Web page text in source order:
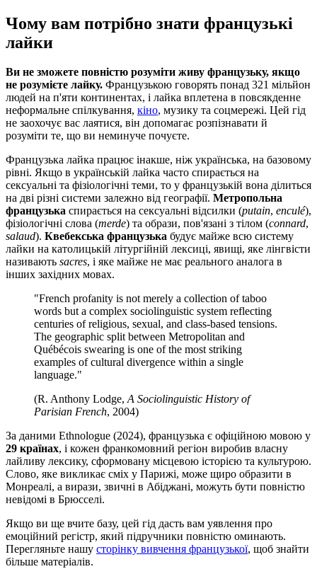
Чому вам потрібно знати французькі
лайки
Ви не зможете повністю розуміти живу французьку, якщо
не розумієте лайку. Французькою говорять понад 321 мільйон
людей на п'яти континентах, і лайка вплетена в повсякденне
неформальне спілкування, кіно, музику та соцмережі. Цей гід
не заохочує вас лаятися, він допомагає розпізнавати й
розуміти те, що ви неминуче почуєте.
Французька лайка працює інакше, ніж українська, на базовому
рівні. Якщо в українській лайка часто спирається на
сексуальні та фізіологічні теми, то у французькій вона ділиться
на дві різні системи залежно від географії. Метропольна
французька спирається на сексуальні відсилки (putain, enculé),
фізіологічні слова (merde) та образи, пов'язані з тілом (connard,
salaud). Квебекська французька будує майже всю систему
лайки на католицькій літургійній лексиці, явищі, яке лінгвісти
називають sacres, і яке майже не має реального аналога в
інших західних мовах.
"French profanity is not merely a collection of taboo
words but a complex sociolinguistic system reflecting
centuries of religious, sexual, and class-based tensions.
The geographic split between Metropolitan and
Québécois swearing is one of the most striking
examples of cultural divergence within a single
language."
(R. Anthony Lodge,A Sociolinguistic History of
Parisian French, 2004)
За даними Ethnologue (2024), французька є офіційною мовою у
29 країнах, і кожен франкомовний регіон виробив власну
лайливу лексику, сформовану місцевою історією та культурою.
Слово, яке викликає сміх у Парижі, може щиро образити в
Монреалі, а вирази, звичні в Абіджані, можуть бути повністю
невідомі в Брюсселі.
Якщо ви ще вчите базу, цей гід дасть вам уявлення про
емоційний регістр, який підручники повністю оминають.
Перегляньте нашу сторінку вивчення французької, щоб знайти
більше матеріалів.